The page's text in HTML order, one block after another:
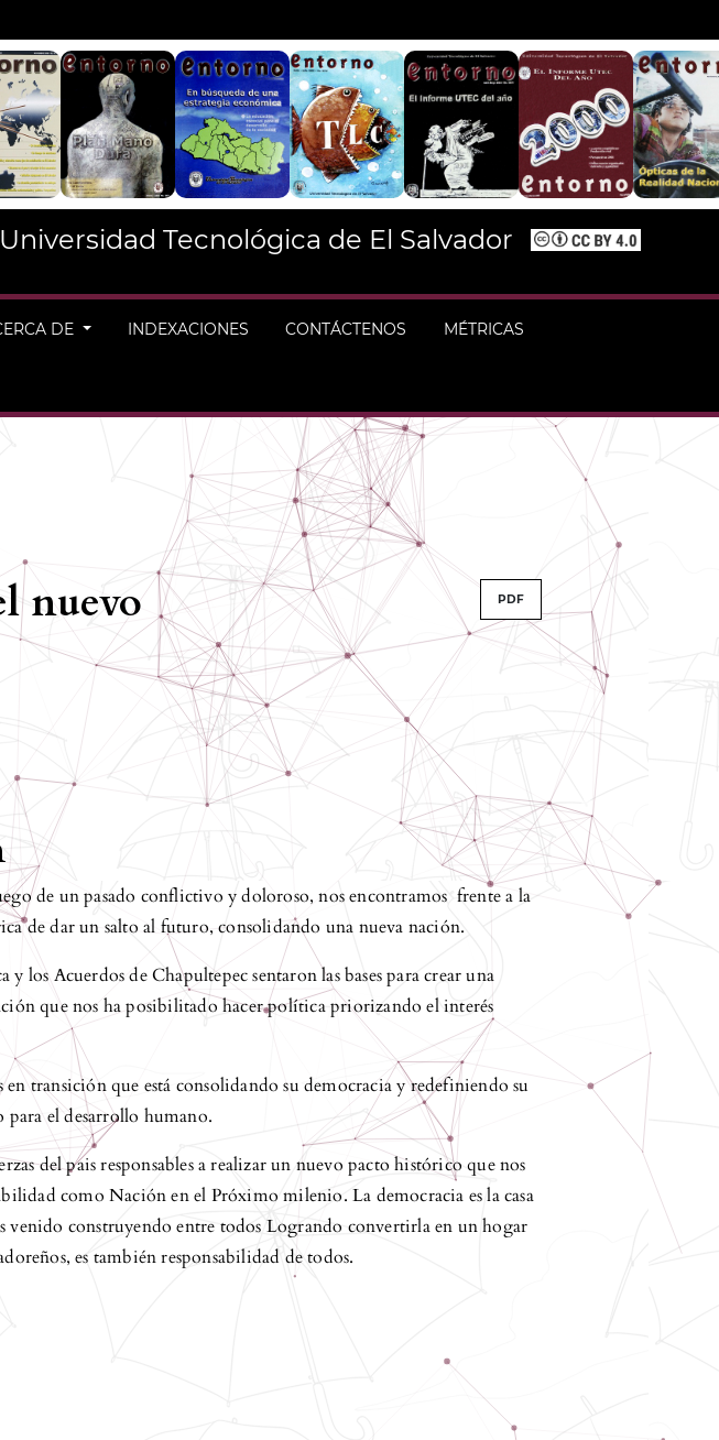
Tecnológica de El Salvador
DE INDEXACIONES CONTÁCTENOS MÉTRICAS
nuevo
PDF
de un pasado conflictivo y doloroso, nos encontramos frente a la
de dar un salto al futuro, consolidando una nueva nación.
y los Acuerdos de Chapultepec sentaron las bases para crear una
que nos ha posibilitado hacer política priorizando el interés
transición que está consolidando su democracia y redefiniendo su
el desarrollo humano.
del pais responsables a realizar un nuevo pacto histórico que nos
como Nación en el Próximo milenio. La democracia es la casa
venido construyendo entre todos Logrando convertirla en un hogar
es también responsabilidad de todos.